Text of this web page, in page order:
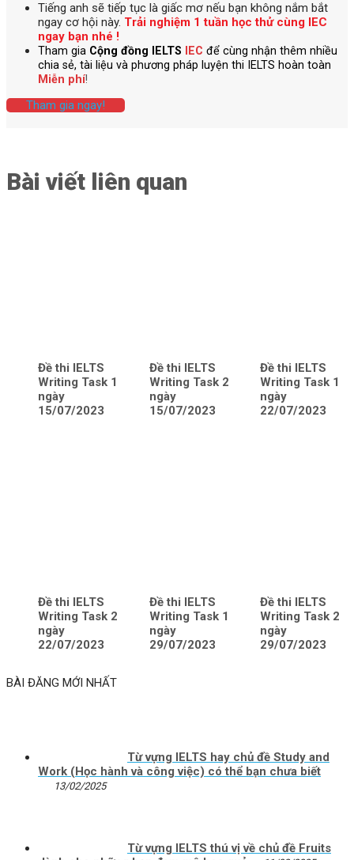
Tiếng anh sẽ tiếp tục là giấc mơ nếu bạn không nắm bắt
ngay cơ hội này. Trải nghiệm 1 tuần học thử cùng IEC
ngay bạn nhé !
Tham gia Cộng đồng IELTS IEC để cùng nhận thêm nhiều
chia sẻ, tài liệu và phương pháp luyện thi IELTS hoàn toàn
Miễn phí!
Tham gia ngay!
Bài viết liên quan
Đề thi IELTS
Writing Task 1
ngày
15/07/2023
Đề thi IELTS
Writing Task 2
ngày
15/07/2023
Đề thi IELTS
Writing Task 1
ngày
22/07/2023
Đề thi IELTS
Writing Task 2
ngày
22/07/2023
Đề thi IELTS
Writing Task 1
ngày
29/07/2023
Đề thi IELTS
Writing Task 2
ngày
29/07/2023
BÀI ĐĂNG MỚI NHẤT
Từ vựng IELTS hay chủ đề Study and
Work (Học hành và công việc) có thể bạn chưa biết
13/02/2025
Từ vựng IELTS thú vị về chủ đề Fruits